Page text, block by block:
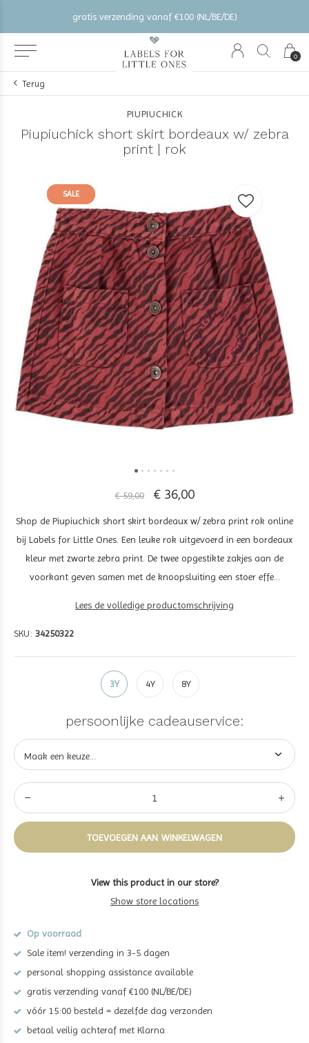
0
gratis verzending vanaf €100 (NL/BE/DE)
Terug
PIUPIUCHICK
Piupiuchick short skirt bordeaux w/ zebra
print | rok
SALE
SALE
€ 59,00 € 36,00
Shop de Piupiuchick short skirt bordeaux w/ zebra print rok online
bij Labels for Little Ones. Een leuke rok uitgevoerd in een bordeaux
kleur met zwarte zebra print. De twee opgestikte zakjes aan de
voorkant geven samen met de knoopsluiting een stoer effe...
Lees de volledige productomschrijving
SKU: 34250322
3Y 4Y 8Y
persoonlijke cadeauservice:
TOEVOEGEN AAN WINKELWAGEN
View this product in our store?
Show store locations
Op voorraad
Sale item! verzending in 3-5 dagen
personal shopping assistance available
gratis verzending vanaf €100 (NL/BE/DE)
vóór 15:00 besteld = dezelfde dag verzonden
betaal veilig achteraf met Klarna